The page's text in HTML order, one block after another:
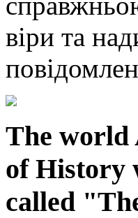
віри та
The world
of History
called